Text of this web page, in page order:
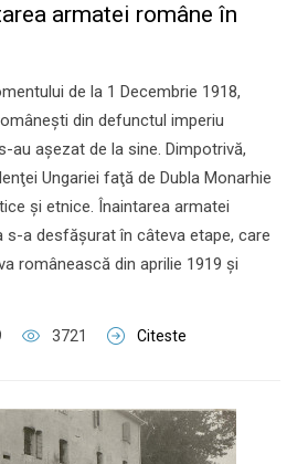
armatei române în
de la 1 Decembrie 1918,
din defunctul imperiu
au aşezat de la sine. Dimpotrivă,
Ungariei faţă de Dubla Monarhie
şi etnice. Înaintarea armatei
s-a desfăşurat în câteva etape, care
românească din aprilie 1919 şi
3721 Citeste